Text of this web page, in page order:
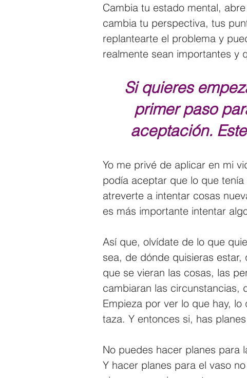
Cambia tu estado mental,
cambia tu perspectiva, tus
replantearte el problema y
realmente sean importantes y
Si quieres
primer paso
aceptación.
Yo me privé de aplicar en mi
podía aceptar que lo que
atreverte a intentar cosas
es más importante intentar
Así que, olvídate de lo que
sea, de dónde quisieras
que se vieran las cosas, las
cambiaran las circunstancias,
Empieza por ver lo que hay,
taza. Y entonces si, has
No puedes hacer planes para
Y hacer planes para el vaso